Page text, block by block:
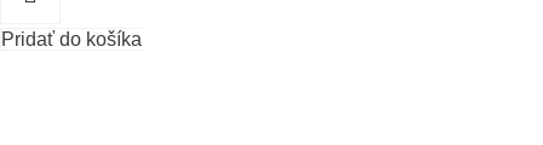
Pridať do košíka